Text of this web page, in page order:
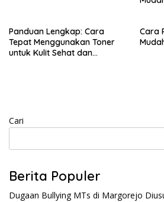
Panduan Lengkap: Cara
Tepat Menggunakan Toner
untuk Kulit Sehat dan
Cara
Cari
Berita Populer
Dugaan Bullying MTs di Margorejo